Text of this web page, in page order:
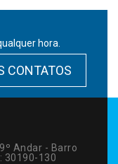
hora.
CONTATOS
Andar - Barro
30190-130